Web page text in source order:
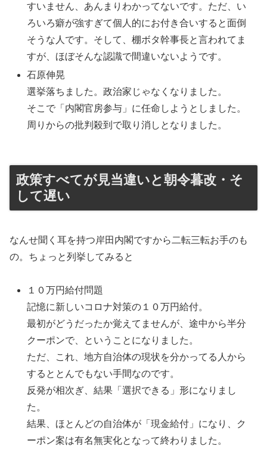
すいません、あんまりわかってないです。ただ、い
ろいろ癖が強すぎて個人的にお付き合いすると面倒
そうな人です。そして、棚ボタ幹事長と言われてま
すが、ほぼそんな認識で間違いないようです。
石原伸晃
選挙落ちました。政治家じゃなくなりました。
そこで「内閣官房参与」に任命しようとしました。
周りからの批判殺到で取り消しとなりました。
政策すべてが見当違いと朝令暮改・そ
して遅い
なんせ聞く耳を持つ岸田内閣ですから二転三転お手のも
の。ちょっと列挙してみると
１０万円給付問題
記憶に新しいコロナ対策の１０万円給付。
最初がどうだったか覚えてませんが、途中から半分
クーポンで、ということになりました。
ただ、これ、地方自治体の現状を分かってる人から
するととんでもない手間なのです。
反発が相次ぎ、結果「選択できる」形になりまし
た。
結果、ほとんどの自治体が「現金給付」になり、ク
ーポン案は有名無実化となって終わりました。